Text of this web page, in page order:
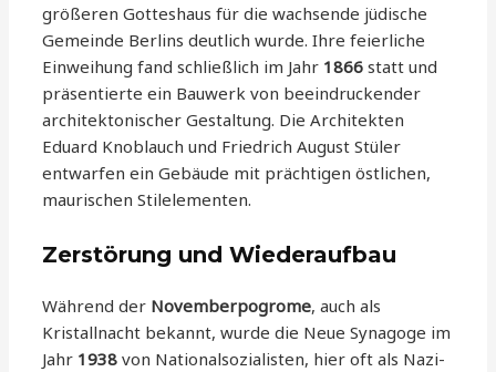
größeren Gotteshaus für die wachsende jüdische
Gemeinde Berlins deutlich wurde. Ihre feierliche
Einweihung fand schließlich im Jahr 1866 statt und
präsentierte ein Bauwerk von beeindruckender
architektonischer Gestaltung. Die Architekten
Eduard Knoblauch und Friedrich August Stüler
entwarfen ein Gebäude mit prächtigen östlichen,
maurischen Stilelementen.
Zerstörung und Wiederaufbau
Während der Novemberpogrome, auch als
Kristallnacht bekannt, wurde die Neue Synagoge im
Jahr 1938 von Nationalsozialisten, hier oft als Nazi-